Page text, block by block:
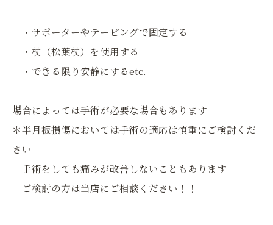
・サポーターやテーピングで固定する
・杖（松葉杖）を使用する
・できる限り安静にするetc.
場合によっては手術が必要な場合もあります
＊半月板損傷においては手術の適応は慎重にご検討くだ
さい
手術をしても痛みが改善しないこともあります
ご検討の方は当店にご相談ください！！